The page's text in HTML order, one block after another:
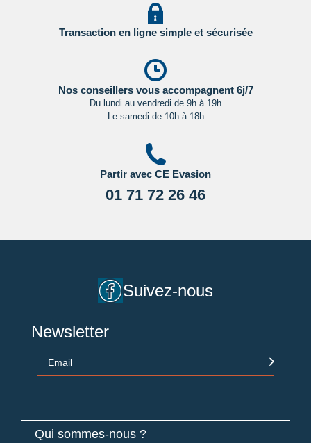
Transaction en ligne simple et sécurisée
Nos conseillers vous accompagnent 6j/7
Du lundi au vendredi de 9h à 19h
Le samedi de 10h à 18h
Partir avec CE Evasion
01 71 72 26 46
Suivez-nous
Newsletter
Email
Qui sommes-nous ?